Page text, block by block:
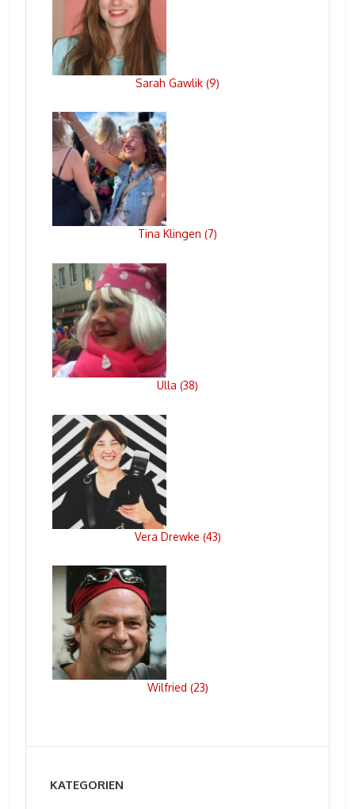
Sarah Gawlik (9)
Tina Klingen (7)
Ulla (38)
Vera Drewke (43)
Wilfried (23)
KATEGORIEN